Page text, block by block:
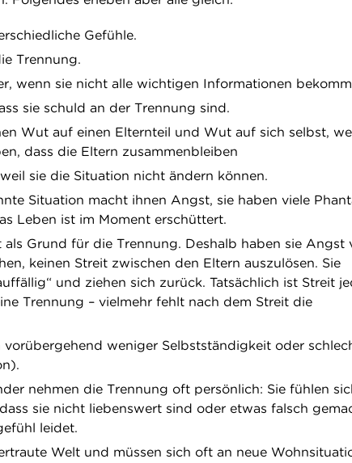
Gefühle.
Trennung.
wenn sie nicht alle wichtigen Informationen
sie schuld an der Trennung sind.
Wut auf einen Elternteil und Wut auf sich selbst,
dass die Eltern zusammenbleiben
sie die Situation nicht ändern können.
Situation macht ihnen Angst, sie haben viele
Leben ist im Moment erschüttert.
als Grund für die Trennung. Deshalb haben sie Angst
keinen Streit zwischen den Eltern auszulösen. Sie
und ziehen sich zurück. Tatsächlich ist Streit
Trennung – vielmehr fehlt nach dem Streit die
vorübergehend weniger Selbstständigkeit oder
nehmen die Trennung oft persönlich: Sie fühlen
sie nicht liebenswert sind oder etwas falsch
leidet.
Welt und müssen sich oft an neue